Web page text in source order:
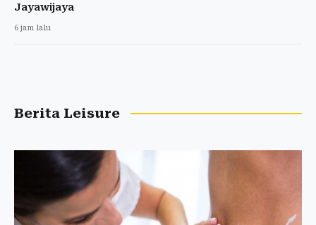
Jayawijaya
6 jam lalu
Berita Leisure